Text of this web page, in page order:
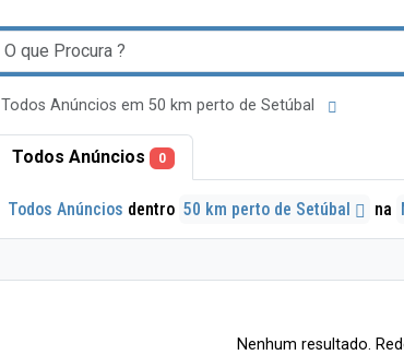
Todos Anúncios em 50 km perto de Setúbal
Todos Anúncios 0
Todos Anúncios dentro 50 km perto de Setúbal na
Nenhum resultado.